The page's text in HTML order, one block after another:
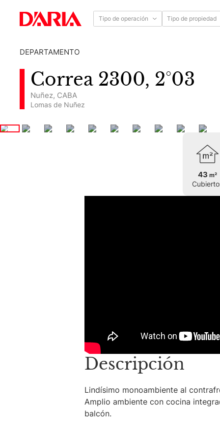
Tipo de operación Tipo de propiedad
DEPARTAMENTO
Correa 2300, 2°03
Nuñez, CABA
Lomas de Nuñez
43 m²
Descripción
Lindísimo monoambiente al
Amplio ambiente con cocina
balcón.